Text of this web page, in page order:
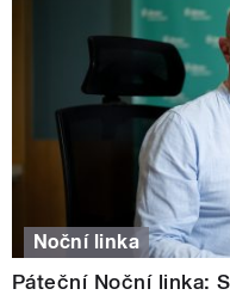
Noční linka
Páteční Noční linka: